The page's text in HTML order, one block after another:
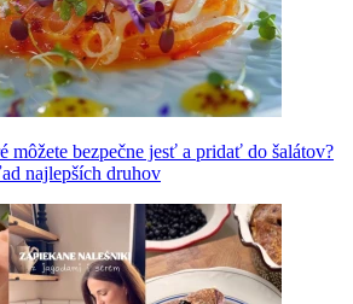
môžete bezpečne jesť a pridať do šalátov?
najlepších druhov